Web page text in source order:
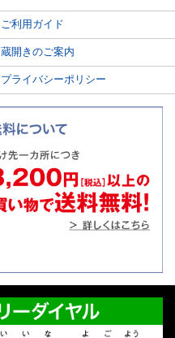
ご利用ガイド
蔵開きのご案内
プライバシーポリシー